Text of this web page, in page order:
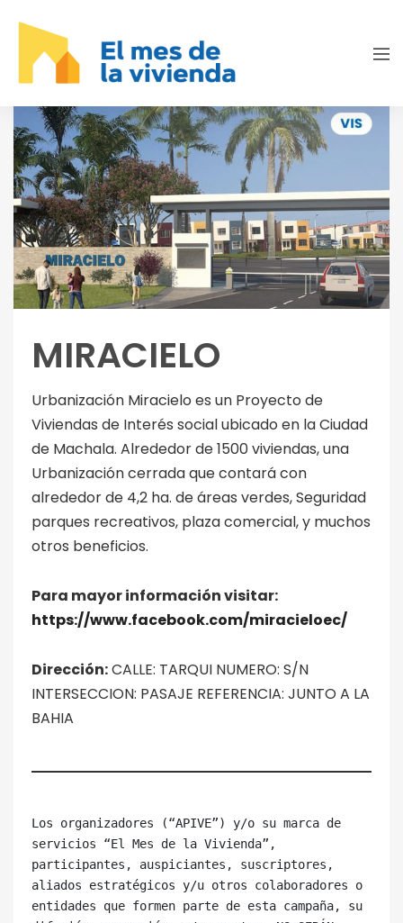
MIRACIELO
Urbanización Miracielo es un Proyecto de
Viviendas de Interés social ubicado en la Ciudad
de Machala. Alrededor de 1500 viviendas, una
Urbanización cerrada que contará con
alrededor de 4,2 ha. de áreas verdes, Seguridad
parques recreativos, plaza comercial, y muchos
otros beneficios.
Para mayor información visitar:
https://www.facebook.com/miracieloec/
Dirección:CALLE: TARQUI NUMERO: S/N
INTERSECCION: PASAJE REFERENCIA: JUNTO A LA
BAHIA
Los organizadores (“APIVE”) y/o su marca de
servicios “El Mes de la Vivienda”,
participantes, auspiciantes, suscriptores,
aliados estratégicos y/u otros colaboradores o
entidades que formen parte de esta campaña, su